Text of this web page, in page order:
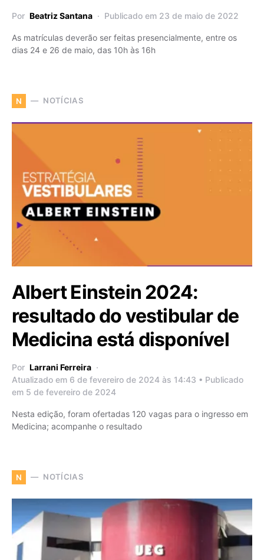
Por Beatriz Santana Publicado em 23 de maio de 2022
As matrículas deverão ser feitas presencialmente, entre os
dias 24 e 26 de maio, das 10h às 16h
N NOTÍCIAS
Albert Einstein 2024:
resultado do vestibular de
Medicina está disponível
Por Larrani Ferreira
Atualizado em 6 de fevereiro de 2024 às 14:43 • Publicado
em 5 de fevereiro de 2024
Nesta edição, foram ofertadas 120 vagas para o ingresso em
Medicina; acompanhe o resultado
N NOTÍCIAS